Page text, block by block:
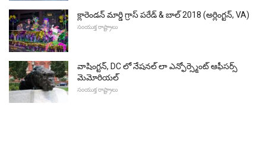
క్లారెండన్ మార్డి గ్రాస్ పరేడ్ & బాల్ 2018 (అర్లింగ్టన్, VA)
సంయుక్త రాష్ట్రాలు
వాషింగ్టన్, DC లో నేషనల్ లా ఎన్ఫోర్స్మెంట్ ఆఫీసర్స్
మెమోరియల్
సంయుక్త రాష్ట్రాలు